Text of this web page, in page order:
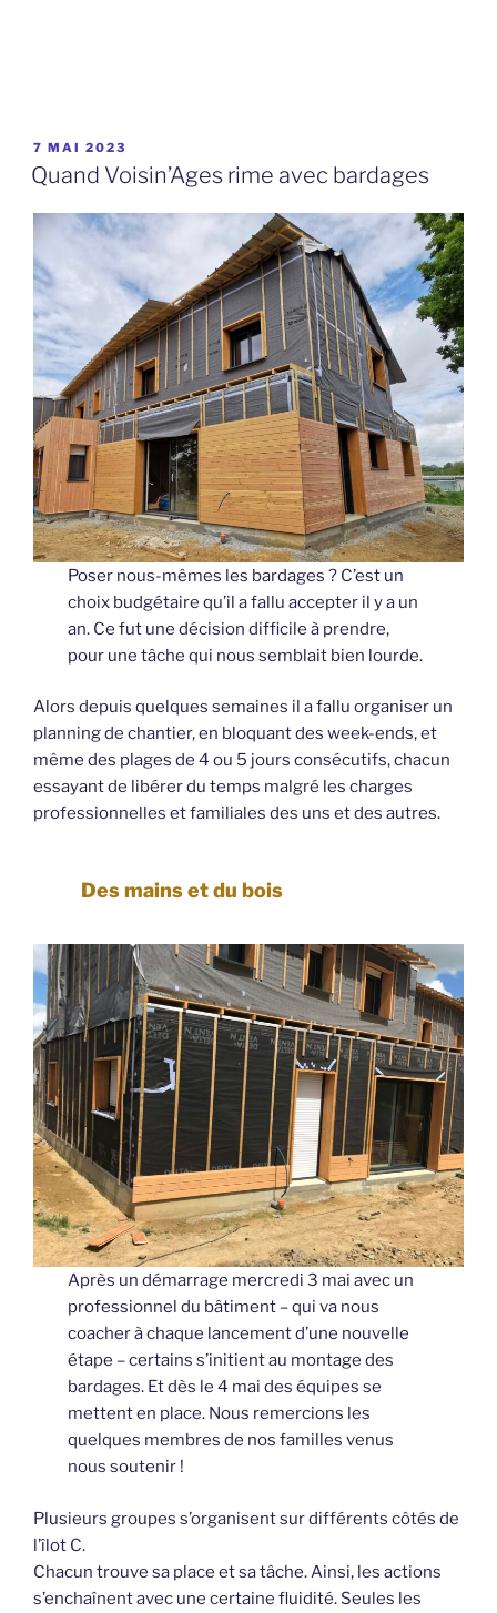
PUBLIÉ
LE
7 MAI 2023
Quand Voisin’Ages rime avec bardages
Poser nous-mêmes les bardages ? C’est un
choix budgétaire qu’il a fallu accepter il y a un
an. Ce fut une décision difficile à prendre,
pour une tâche qui nous semblait bien lourde.
Alors depuis quelques semaines il a fallu organiser un
planning de chantier, en bloquant des week-ends, et
même des plages de 4 ou 5 jours consécutifs, chacun
essayant de libérer du temps malgré les charges
professionnelles et familiales des uns et des autres.
Des mains et du bois
Après un démarrage mercredi 3 mai avec un
professionnel du bâtiment – qui va nous
coacher à chaque lancement d’une nouvelle
étape – certains s’initient au montage des
bardages. Et dès le 4 mai des équipes se
mettent en place. Nous remercions les
quelques membres de nos familles venus
nous soutenir !
Plusieurs groupes s’organisent sur différents côtés de
l’îlot C.
Chacun trouve sa place et sa tâche. Ainsi, les actions
s’enchaînent avec une certaine fluidité. Seules les